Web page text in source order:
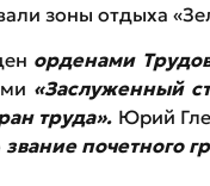
зоны отдыха
орденами
«Заслуженный
труда». Юрий
звание почетного